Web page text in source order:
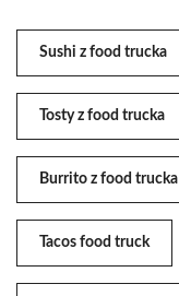
Sushi z food trucka
Tosty z food trucka
Burrito z food trucka
Tacos food truck